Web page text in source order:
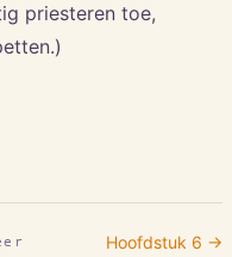
priesteren toe,
Hoofdstuk 6 →